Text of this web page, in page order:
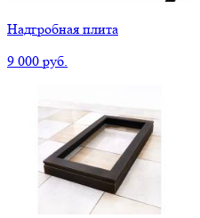
Надгробная плита
9 000 руб.